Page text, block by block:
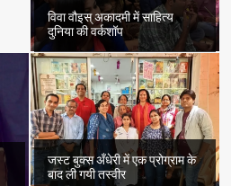
विवा वौइस् अकादमी में साहित्य
दुनिया की वर्कशॉप
जस्ट बुक्स अँधेरी में एक प्रोग्राम के
बाद ली गयी तस्वीर